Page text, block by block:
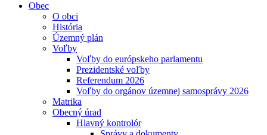
Obec
O obci
História
Územný plán
Voľby
Voľby do európskeho parlamentu
Prezidentské voľby
Referendum 2026
Voľby do orgánov územnej samosprávy 2026
Matrika
Obecný úrad
Hlavný kontrolór